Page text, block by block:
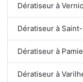
Dératiseur à
Dératiseur à
Dératiseur à
Dératiseur à